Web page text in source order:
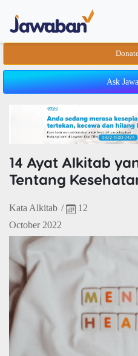
Ask
14 Ayat Alkitab
Tentang
Kata Alkitab /
12
October 2022